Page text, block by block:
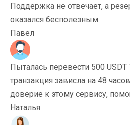
Поддержка не отвечает, а
оказался бесполезным.
Павел
Пыталась перевести 500 USDT
транзакция зависла на 48
доверие к этому сервису,
Наталья